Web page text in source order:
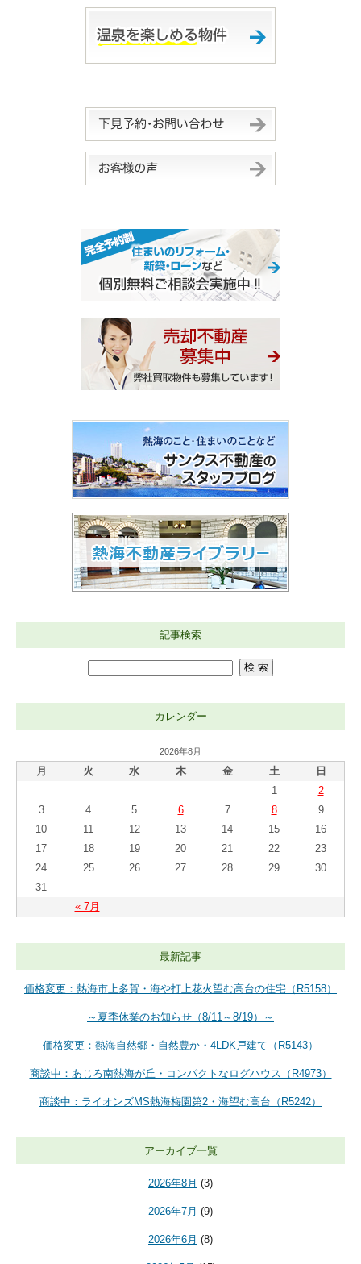
記事検索
カレンダー
2026年8月
月 火 水 木 金 土 日
« 7月
1
2
3
4 5 6 7 8
9
10
11 12 13 14 15
16
17
18 19 20 21 22
23
24
25 26 27 28 29
30
31
最新記事
価格変更：熱海市上多賀・海や打上花火望む高台の住宅（R5158）
～夏季休業のお知らせ（8/11～8/19）～
価格変更：熱海自然郷・自然豊か・4LDK戸建て（R5143）
商談中：あじろ南熱海が丘・コンパクトなログハウス（R4973）
商談中：ライオンズMS熱海梅園第2・海望む高台（R5242）
アーカイブ一覧
2026年8月 (3)
2026年7月 (9)
2026年6月 (8)